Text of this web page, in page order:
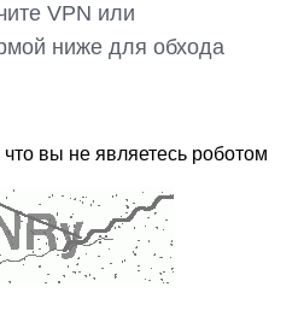
VPN или
ниже для обхода
вы не являетесь роботом